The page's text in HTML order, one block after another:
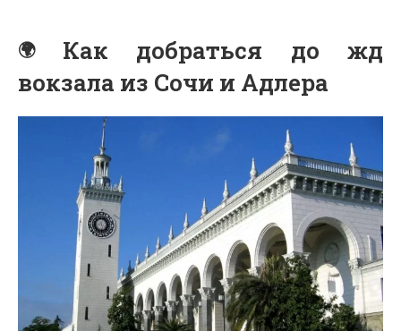
Как добраться до жд
вокзала из Сочи и Адлера